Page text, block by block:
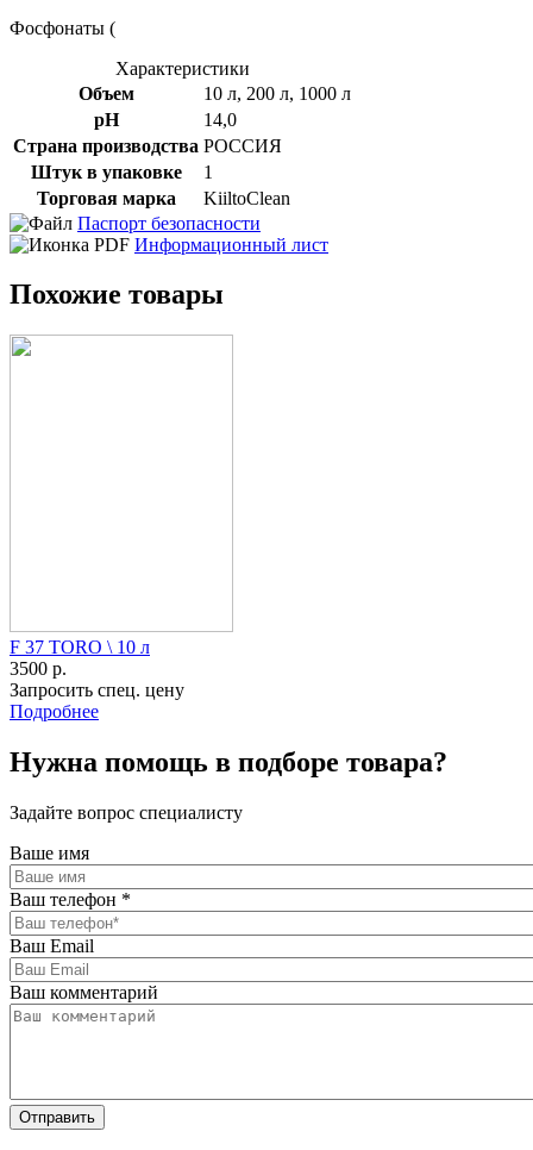
Фосфонаты (
Характеристики
Объем
10 л, 200 л, 1000 л
рH
14,0
Страна производства РОССИЯ
Штук в упаковке
1
Торговая марка
KiiltoClean
Паспорт безопасности
Информационный лист
Похожие товары
F 37 TORO \ 10 л
3500 р.
Запросить спец. цену
Подробнее
Нужна помощь в подборе товара?
Задайте вопрос специалисту
Ваше имя
Ваш телефон *
Ваш Email
Ваш комментарий